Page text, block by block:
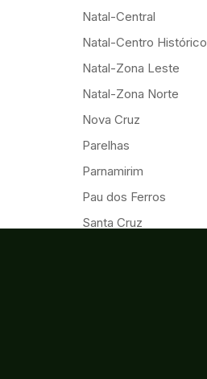
Natal-Central
Natal-Centro Histórico
Natal-Zona Leste
Natal-Zona Norte
Nova Cruz
Parelhas
Parnamirim
Pau dos Ferros
Santa Cruz